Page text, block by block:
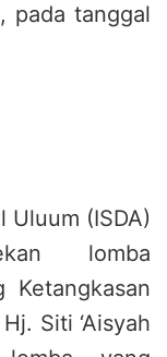
pada tanggal
Uluum (ISDA)
lomba
Ketangkasan
Siti ‘Aisyah